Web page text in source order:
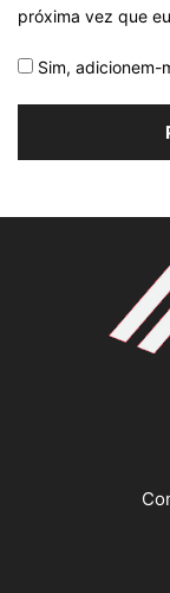
próxima vez que
Sim, adicionem-